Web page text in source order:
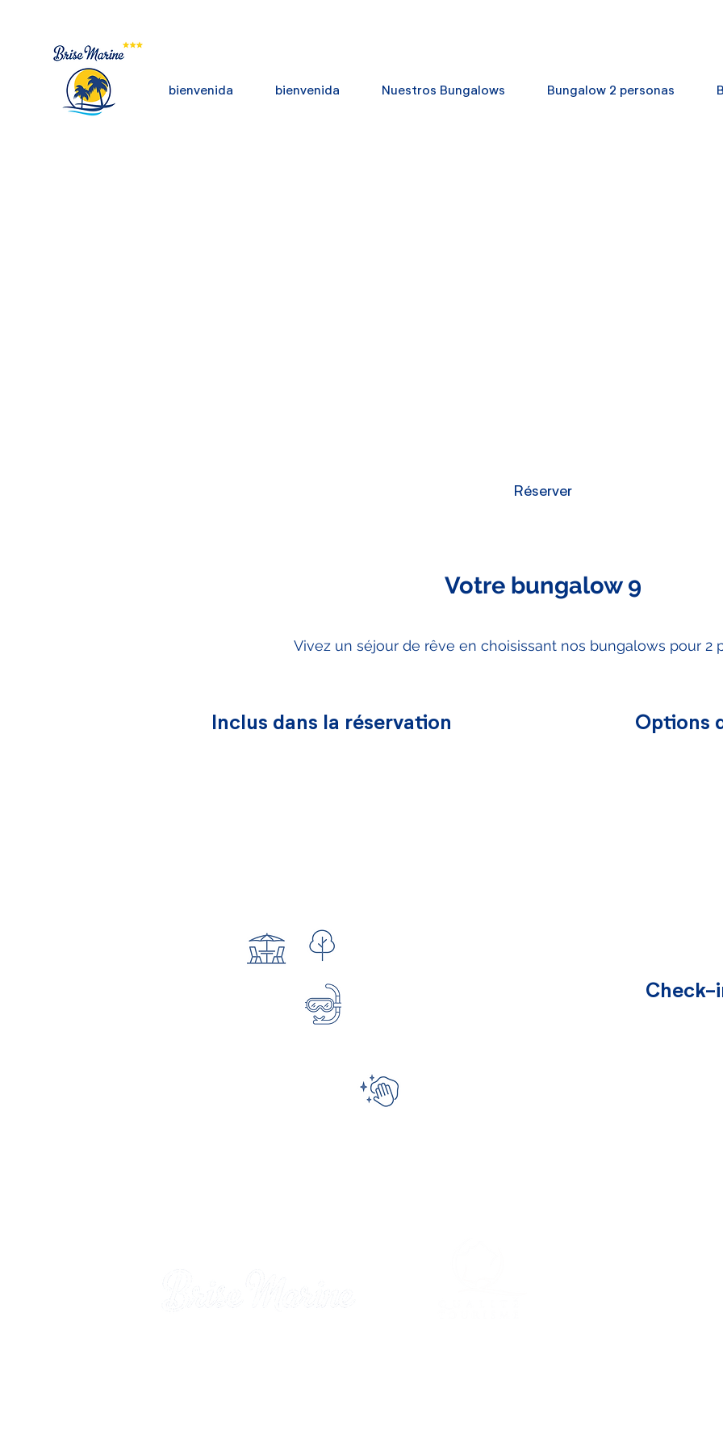
bienvenida bienvenida Nuestros Bungalows Bungalow 2 personas
Réserver
Votre bungalow 9
Vivez un séjour de rêve en choisissant nos bungalows pour 2
Inclus dans la réservation Options
Check-